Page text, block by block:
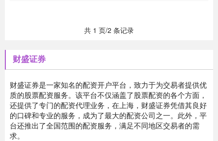
共 1 页/2 条记录
财盛证券
财盛证券是一家知名的配资开户平台，致力于为交易者提供优
质的股票配资服务。该平台不仅涵盖了股票配资的各个方面，
还提供了专门的配资代理业务，在上海，财盛证券凭借其良好
的口碑和专业的服务，成为了最大的配资公司之一。此外，平
台还推出了全国范围的配资服务，满足不同地区交易者的需
求。